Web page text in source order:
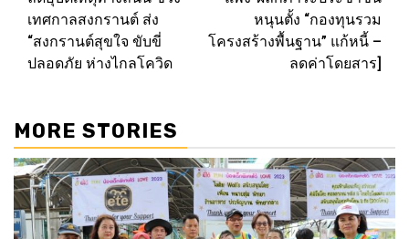
เทศกาลสงกรานต์ ส่ง
“สงกรานต์สุขใจ ขับขี่
ปลอดภัย ห่างไกลโควิด
หนุนตั้ง “กองทุนรวม
โครงสร้างพื้นฐาน” แก้หนี้ –
ลดค่าโดยสาร]
MORE STORIES